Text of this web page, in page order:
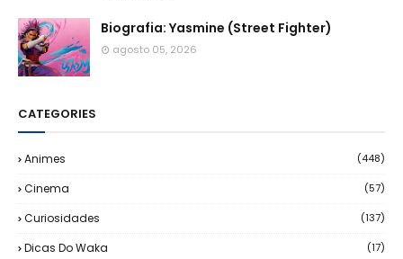
Biografia: Yasmine (Street Fighter)
agosto 05, 2026
CATEGORIES
Animes (448)
Cinema (57)
Curiosidades (137)
Dicas Do Waka (17)